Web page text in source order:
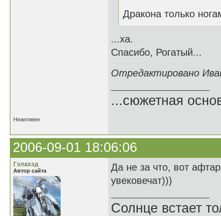
Дракона только
...ха.
Спасибо, Рогатый...
Отредактировано
...сюжетная
Неактивен
2006-09-01 18:06:06
Гэлахэд
Автор сайта
Да не за что, вот
увековечат)))
Солнце встает